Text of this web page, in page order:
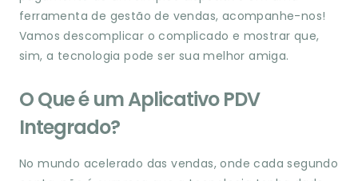
ferramenta de gestão de vendas, acompanhe-nos!
Vamos descomplicar o complicado e mostrar que,
sim, a tecnologia pode ser sua melhor amiga.
O Que é um Aplicativo PDV
Integrado?
No mundo acelerado das vendas, onde cada segundo